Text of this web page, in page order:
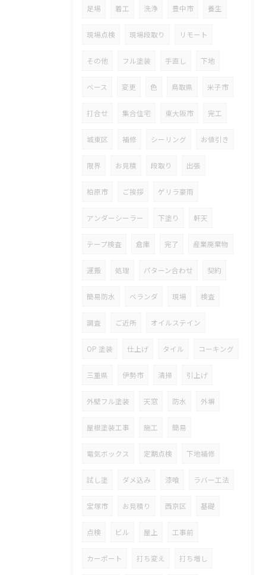
足場 着工 洗浄 豊中市 養生
現場点検 現場段取り リモート
その他 フル塗装 手直し 下地
ベース 変更 色 鳥取県 米子市
打合せ 集合住宅 東大阪市 完工
城東区 補修 シーリング お値引き
限界 お見積 段取り 出張
柏原市 ご挨拶 ゲリラ豪雨
アンダーシーラー 下塗り 軒天
テープ検査 倉庫 完了 産業廃棄物
運搬 処理 パターン合わせ 契約
簡易防水 ベランダ 現場 検査
調査 ご近所 オイルステイン
OP 塗装 仕上げ タイル コーキング
三重県 伊勢市 清掃 引上げ
外壁フル塗装 天窓 防水 外塀
屋根塗装工事 施工 簡易
電気ボックス 定期点検 下地補修
試し塗 ダメ込み 漆喰 ラバー工法
宝塚市 お見積り 西京区 基礎
点検 ビル 屋上 工事前
カーポート 打ち変え 打ち増し